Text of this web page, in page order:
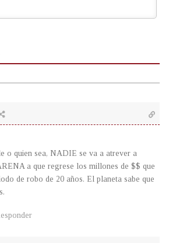
o quien sea, NADIE se va a atrever a
a que regrese los millones de $$ que
de robo de 20 años. El planeta sabe que